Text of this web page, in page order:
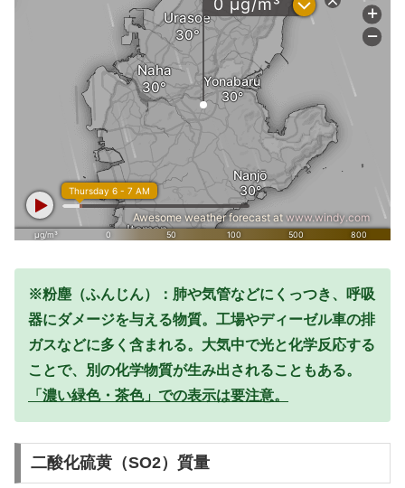
※粉塵（ふんじん）：肺や気管などにくっつき、呼吸
器にダメージを与える物質。工場やディーゼル車の排
ガスなどに多く含まれる。大気中で光と化学反応する
ことで、別の化学物質が生み出されることもある。
「濃い緑色・茶色」での表示は要注意。
二酸化硫黄（SO2）質量